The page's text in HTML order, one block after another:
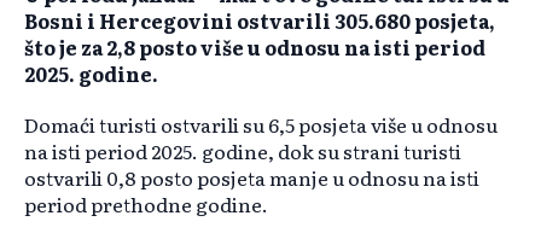
Bosni i Hercegovini ostvarili 305.680 posjeta,
što je za 2,8 posto više u odnosu na isti period
2025. godine.
Domaći turisti ostvarili su 6,5 posjeta više u odnosu
na isti period 2025. godine, dok su strani turisti
ostvarili 0,8 posto posjeta manje u odnosu na isti
period prethodne godine.